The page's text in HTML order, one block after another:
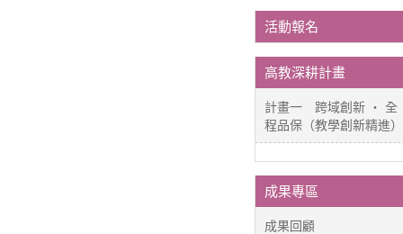
活動報名
高教深耕計畫
計畫一 跨域創新 ‧ 全
程品保（教學創新精進）
成果專區
成果回顧